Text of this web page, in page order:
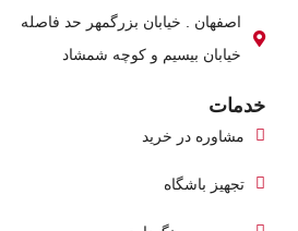
اصفهان . خیابان بزرگمهر حد فاصله
خیابان بیسیم و کوچه شمشاد
خدمات
مشاوره در خرید
تجهیز باشگاه